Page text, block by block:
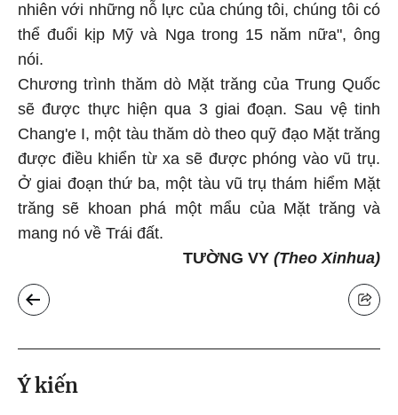
nhiên với những nỗ lực của chúng tôi, chúng tôi có
thể đuổi kịp Mỹ và Nga trong 15 năm nữa", ông
nói.
Chương trình thăm dò Mặt trăng của Trung Quốc
sẽ được thực hiện qua 3 giai đoạn. Sau vệ tinh
Chang'e I, một tàu thăm dò theo quỹ đạo Mặt trăng
được điều khiển từ xa sẽ được phóng vào vũ trụ.
Ở giai đoạn thứ ba, một tàu vũ trụ thám hiểm Mặt
trăng sẽ khoan phá một mẩu của Mặt trăng và
mang nó về Trái đất.
TƯỜNG VY (Theo Xinhua)
Ý kiến